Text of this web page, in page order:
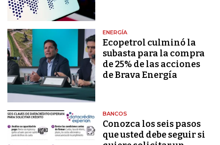
ENERGÍA
Ecopetrol culminó la
subasta para la compra
de 25% de las acciones
de Brava Energía
BANCOS
Conozca los seis pasos
que usted debe seguir si